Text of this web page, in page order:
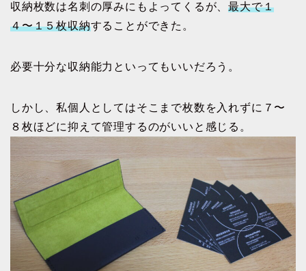
収納枚数は名刺の厚みにもよってくるが、最大で１
４〜１５枚収納することができた。
必要十分な収納能力といってもいいだろう。
しかし、私個人としてはそこまで枚数を入れずに７〜
８枚ほどに抑えて管理するのがいいと感じる。